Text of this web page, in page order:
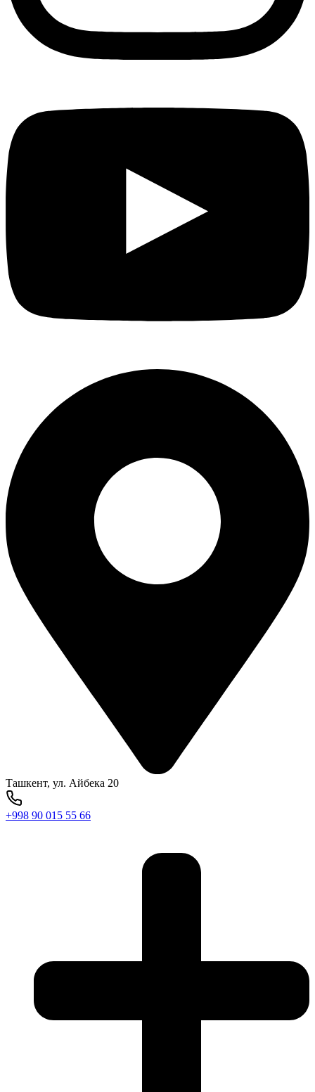
Ташкент, ул. Айбека 20
+998 90 015 55 66